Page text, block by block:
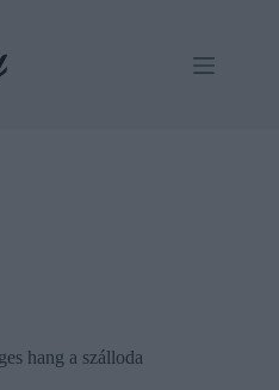
hang a szálloda